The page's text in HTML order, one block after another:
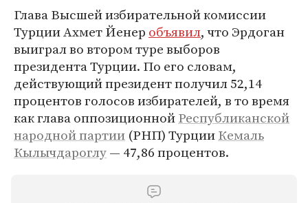
Глава Высшей избирательной комиссии
Турции Ахмет Йенер объявил, что Эрдоган
выиграл во втором туре выборов
президента Турции. По его словам,
действующий президент получил 52,14
процентов голосов избирателей, в то время
как глава оппозиционнойРеспубликанской
народной партии (РНП) ТурцииКемаль
Кылычдароглу— 47,86 процентов.